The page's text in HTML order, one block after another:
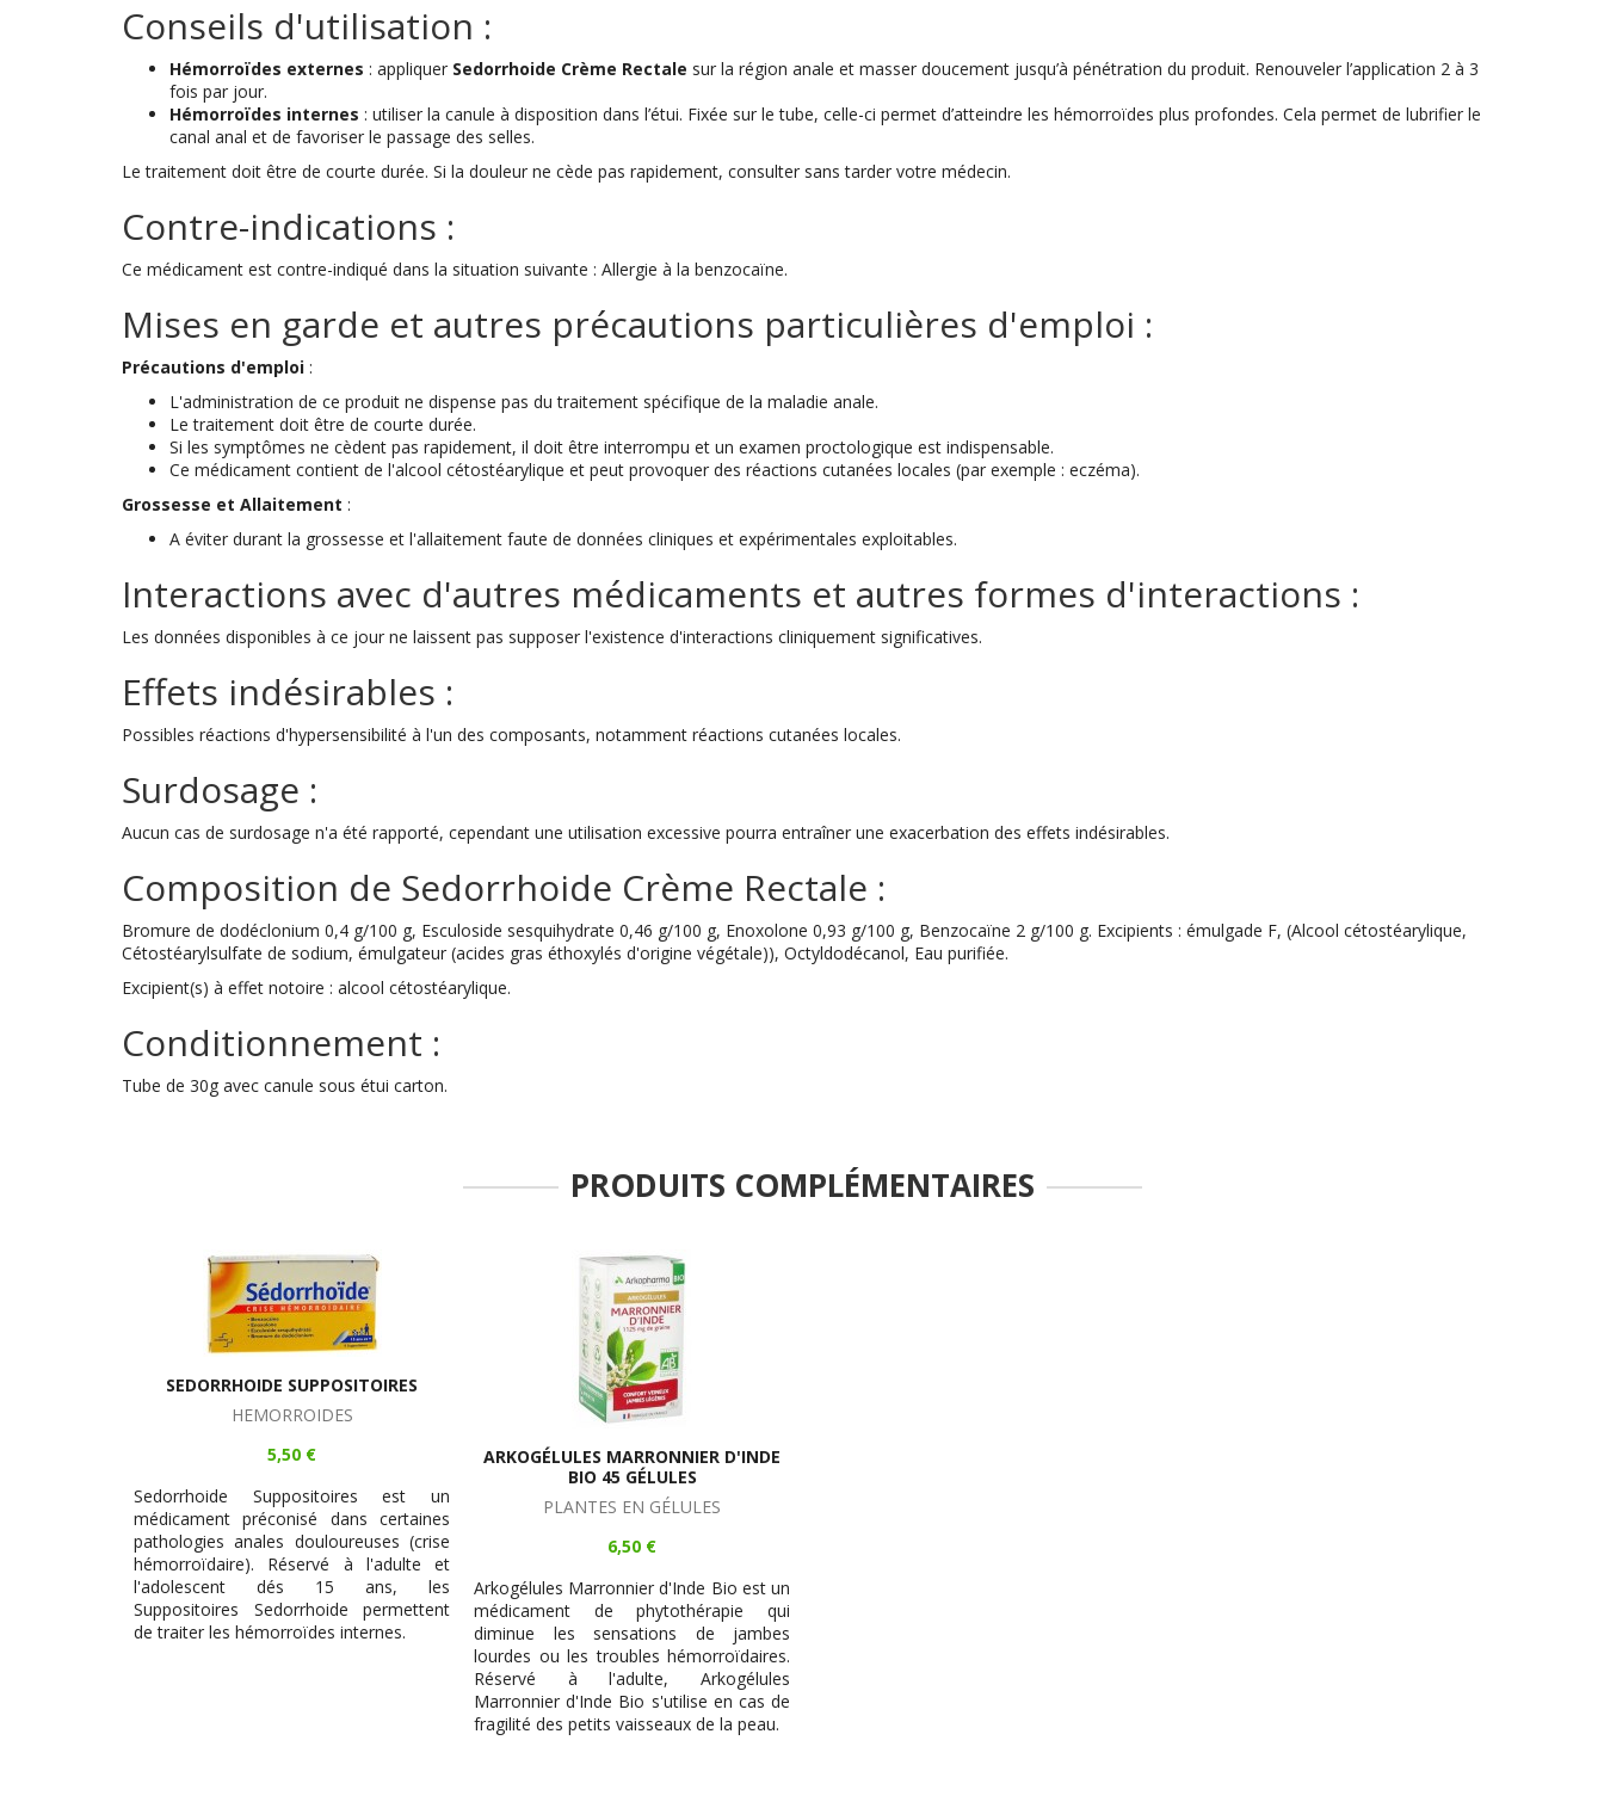
Conseils d'utilisation :
Hémorroïdes externes : appliquer Sedorrhoide Crème Rectale sur la région anale et masser doucement jusqu’à pénétration du produit. Renouveler l’application 2 à 3
fois par jour.
Hémorroïdes internes : utiliser la canule à disposition dans l’étui. Fixée sur le tube, celle-ci permet d’atteindre les hémorroïdes plus profondes. Cela permet de lubrifier le
canal anal et de favoriser le passage des selles.
Le traitement doit être de courte durée. Si la douleur ne cède pas rapidement, consulter sans tarder votre médecin.
Contre-indications :
Ce médicament est contre-indiqué dans la situation suivante : Allergie à la benzocaïne.
Mises en garde et autres précautions particulières d'emploi :
Précautions d'emploi :
L'administration de ce produit ne dispense pas du traitement spécifique de la maladie anale.
Le traitement doit être de courte durée.
Si les symptômes ne cèdent pas rapidement, il doit être interrompu et un examen proctologique est indispensable.
Ce médicament contient de l'alcool cétostéarylique et peut provoquer des réactions cutanées locales (par exemple : eczéma).
Grossesse et Allaitement :
A éviter durant la grossesse et l'allaitement faute de données cliniques et expérimentales exploitables.
Interactions avec d'autres médicaments et autres formes d'interactions :
Les données disponibles à ce jour ne laissent pas supposer l'existence d'interactions cliniquement significatives.
Effets indésirables :
Possibles réactions d'hypersensibilité à l'un des composants, notamment réactions cutanées locales.
Surdosage :
Aucun cas de surdosage n'a été rapporté, cependant une utilisation excessive pourra entraîner une exacerbation des effets indésirables.
Composition de Sedorrhoide Crème Rectale :
Bromure de dodéclonium 0,4 g/100 g, Esculoside sesquihydrate 0,46 g/100 g, Enoxolone 0,93 g/100 g, Benzocaïne 2 g/100 g. Excipients : émulgade F, (Alcool cétostéarylique,
Cétostéarylsulfate de sodium, émulgateur (acides gras éthoxylés d'origine végétale)), Octyldodécanol, Eau purifiée.
Excipient(s) à effet notoire : alcool cétostéarylique.
Conditionnement :
Tube de 30g avec canule sous étui carton.
PRODUITS COMPLÉMENTAIRES
SEDORRHOIDE SUPPOSITOIRES
HEMORROIDES
5,50 €
Sedorrhoide Suppositoires est un
médicament préconisé dans certaines
pathologies anales douloureuses (crise
hémorroïdaire). Réservé à l'adulte et
l'adolescent dés 15 ans, les
Suppositoires Sedorrhoide permettent
de traiter les hémorroïdes internes.
ARKOGÉLULES MARRONNIER D'INDE
BIO 45 GÉLULES
PLANTES EN GÉLULES
6,50 €
Arkogélules Marronnier d'Inde Bio est un
médicament de phytothérapie qui
diminue les sensations de jambes
lourdes ou les troubles hémorroïdaires.
Réservé à l'adulte, Arkogélules
Marronnier d'Inde Bio s'utilise en cas de
fragilité des petits vaisseaux de la peau.